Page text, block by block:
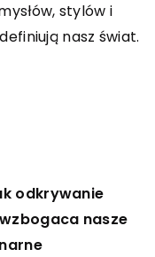
stylów i
nasz świat.
odkrywanie
nasze